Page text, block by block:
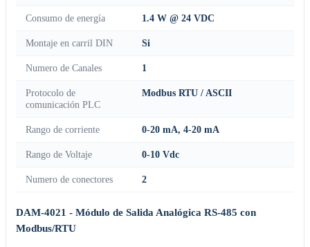
Consumo de energía 1.4 W @ 24 VDC
Montaje en carril DIN Si
Numero de Canales 1
Protocolo de
comunicación PLC
Modbus RTU / ASCII
Rango de corriente 0-20 mA, 4-20 mA
Rango de Voltaje 0-10 Vdc
Numero de conectores 2
DAM-4021 - Módulo de Salida Analógica RS-485 con
Modbus/RTU